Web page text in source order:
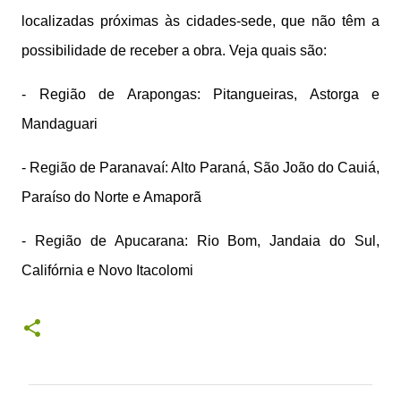
localizadas próximas às cidades-sede, que não têm a
possibilidade de receber a obra. Veja quais são:
- Região de Arapongas: Pitangueiras, Astorga e
Mandaguari
- Região de Paranavaí: Alto Paraná, São João do Cauiá,
Paraíso do Norte e Amaporã
- Região de Apucarana: Rio Bom, Jandaia do Sul,
Califórnia e Novo Itacolomi